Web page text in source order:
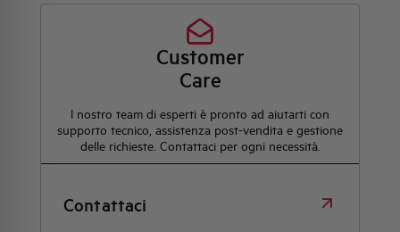
Customer
Care
l nostro team di esperti è pronto ad aiutarti con
supporto tecnico, assistenza post-vendita e gestione
delle richieste. Contattaci per ogni necessità.
Contattaci